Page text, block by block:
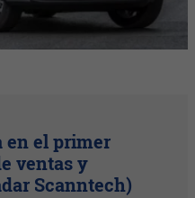
en el primer
ventas y
Scanntech)